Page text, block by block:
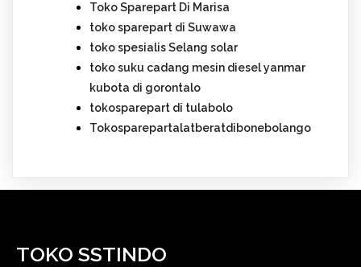
Toko Sparepart Di Marisa
toko sparepart di Suwawa
toko spesialis Selang solar
toko suku cadang mesin diesel yanmar
kubota di gorontalo
tokosparepart di tulabolo
Tokosparepartalatberatdibonebolango
TOKO SSTINDO